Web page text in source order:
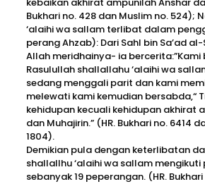
Bukhari no. 428 dan Muslim no. 524);
‘alaihi wa sallam terlibat dalam
perang Ahzab): Dari Sahl bin Sa’ad
Allah meridhainya- ia bercerita:”Kami
Rasulullah shallallahu ‘alaihi wa
sedang menggali parit dan kami
melewati kami kemudian bersabda,“
kehidupan kecuali kehidupan akhirat
dan Muhajirin.” (HR. Bukhari no. 6414
1804).
Demikian pula dengan keterlibatan
shallallhu ‘alaihi wa sallam
sebanyak 19 peperangan. (HR.